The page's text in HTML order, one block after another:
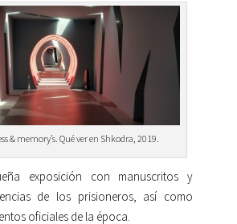
& memory’s. Qué ver en Shkodra, 2019.
exposición con manuscritos y
de los prisioneros, así como
oficiales de la época.